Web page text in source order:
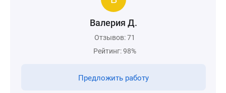
Валерия Д.
Отзывов: 71
Рейтинг: 98%
Предложить работу